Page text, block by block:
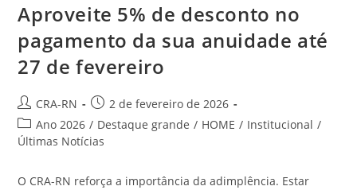
Aproveite 5% de desconto no
pagamento da sua anuidade até
27 de fevereiro
Autor
do
post:
CRA-RN
Post
publicado:
2 de fevereiro de 2026
Categoria
do
Ano 2026 / Destaque grande / HOME / Institucional /
Últimas Notícias
O CRA-RN reforça a importância da adimplência. Estar